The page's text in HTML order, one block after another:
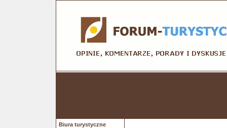
Biura turystyczne